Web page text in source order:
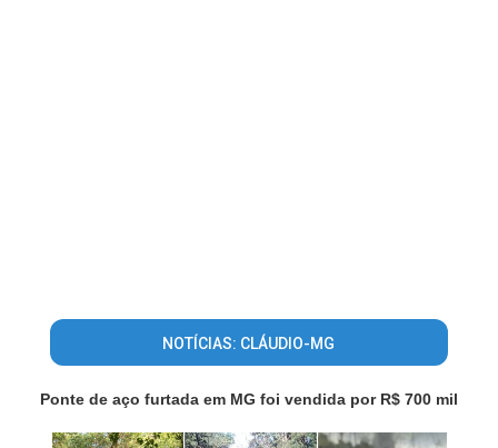
NOTÍCIAS: CLÁUDIO-MG
Ponte de aço furtada em MG foi vendida por R$ 700 mil